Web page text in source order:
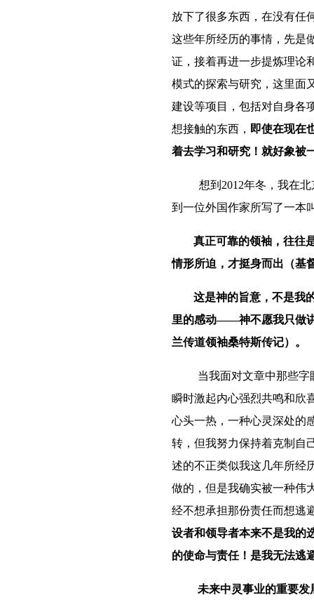
放下了很多东西，在没有任
这些年所经历的事情，先是
证，接着再进一步提炼理论
模式的探索与研究，这里面
建设等项目，包括对自身各
想接触的东西， 即使在现在
着去学习和研究！就好象被
想到 2012年冬，我在
到一位外国作家所写了一本
真正可靠的领袖，往往
情形所迫，才挺身而出（基
这是神的旨意，不是我
里的感动——神不愿我只做
兰传道领袖桑特斯传记）。
当我面对文章中那些字
瞬时激起内心强烈共鸣和欣
心头一热，一种心灵深处的
转，但我努力保持着克制
述的不正类似我这几年所经
做的，但是我确实被一种伟
经不想承担那份责任而想逃
设者和领导者本来不是我的
的使命与责任！是我无法逃
未来中灵事业的重要发